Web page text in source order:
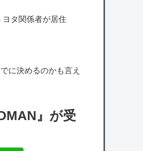
他
ガノウサギ 他
……
タ関係者が居住
に決めるのかも言え
』が受